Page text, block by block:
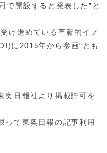
で開設すると発表した”と
け進めている革新的イノ
に2015年から参画“とも
奥日報社より掲載許可を
て東奥日報の記事利用